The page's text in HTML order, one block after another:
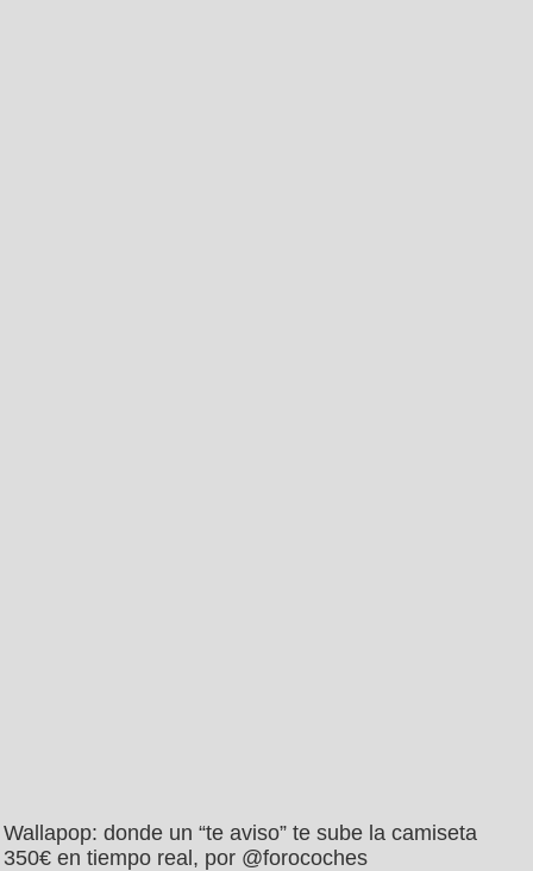
Wallapop: donde un “te aviso” te sube la camiseta
350€ en tiempo real, por @forocoches